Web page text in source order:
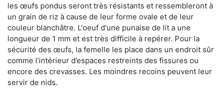
les œufs pondus seront très résistants et ressembleront à
un grain de riz à cause de leur forme ovale et de leur
couleur blanchâtre. L'oeuf d'une punaise de lit a une
longueur de 1 mm et est très difficile à repérer. Pour la
sécurité des œufs, la femelle les place dans un endroit sûr
comme l’intérieur d’espaces restreints des fissures ou
encore des crevasses. Les moindres recoins peuvent leur
servir de nids.